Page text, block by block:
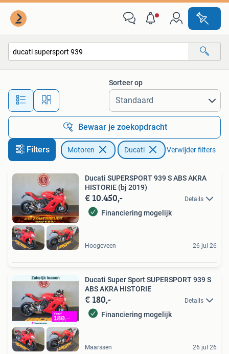
Alle afstanden…
Sorteer op
Bewaar je zoekopdracht
Filters Motoren Ducati Verwijder filters
Ducati SUPERSPORT 939 S ABS AKRA
HISTORIE (bj 2019)
€ 10.450,- Details
Financiering mogelijk
Hoogeveen 26 jul 26
Ducati Super Sport SUPERSPORT 939 S
ABS AKRA HISTORIE
€ 180,- Details
Financiering mogelijk
Maarssen 26 jul 26